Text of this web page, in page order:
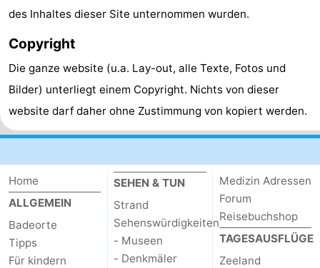
Wandern
-
Reiten
-
Golfplatze
-
Surfen
-
Seehunden
und
Veranstaltungen
des Inhaltes dieser Site unternommen wurden.
Copyright
Die ganze website (u.a. Lay-out, alle Texte, Fotos und
Bilder) unterliegt einem Copyright. Nichts von dieser
website darf daher ohne Zustimmung von kopiert werden.
Home
ALLGEMEIN
Badeorte
Tipps
Für kindern
SEHEN & TUN
Strand
Sehenswürdigkeiten
- Museen
- Denkmäler
Medizin Adressen
Forum
Reisebuchshop
TAGESAUSFLÜGE
Zeeland